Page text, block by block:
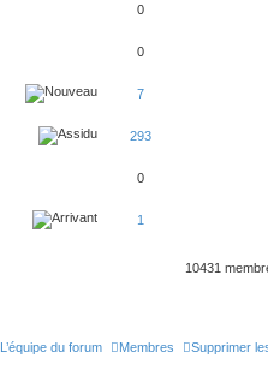
0
0
7
293
0
1
10431
Supprimer
Membres
L’équipe du forum